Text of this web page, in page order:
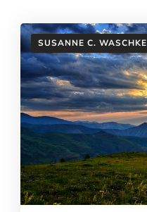
SUSANNE C. WASCHKE